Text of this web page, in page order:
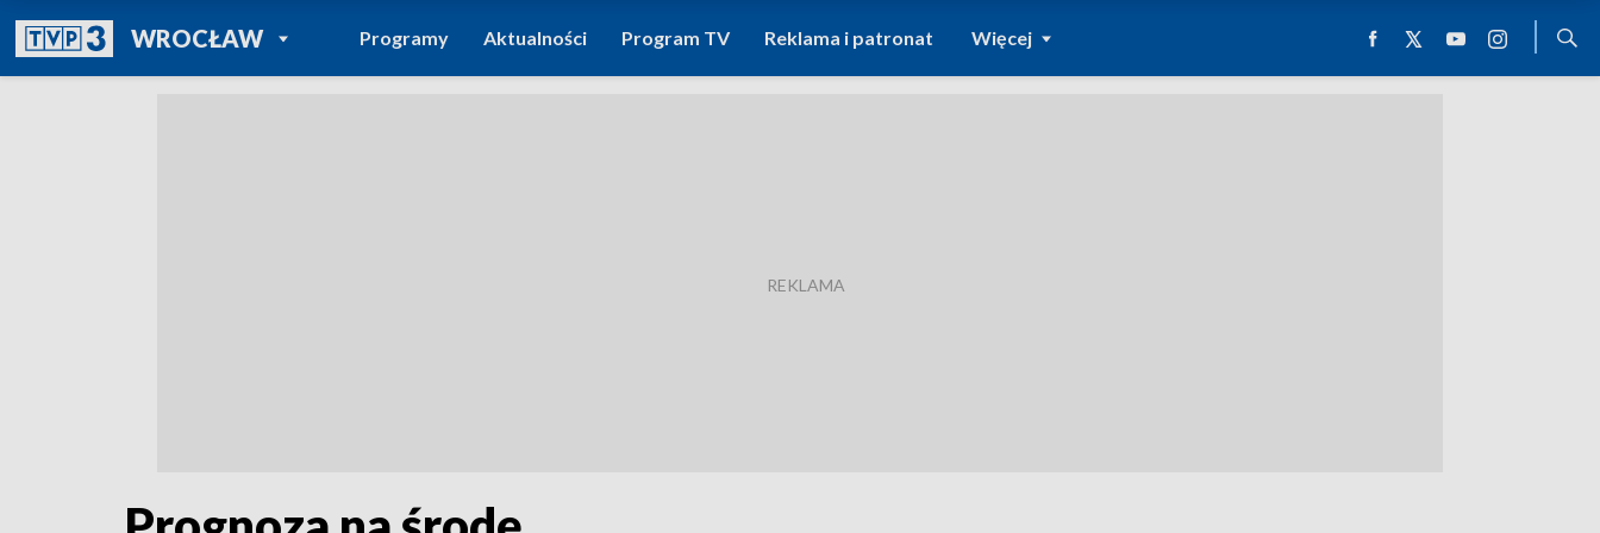
WROCŁAWPOWRÓT DO
TVP REGIONY
Programy Aktualności Program TV Reklama i patronat Więcej